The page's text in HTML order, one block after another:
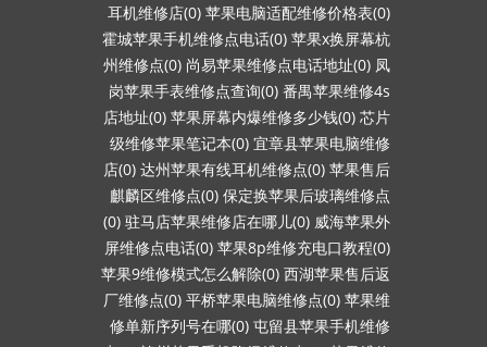
耳机维修店(0) 苹果电脑适配维修价格表(0)
霍城苹果手机维修点电话(0) 苹果x换屏幕杭
州维修点(0) 尚易苹果维修点电话地址(0) 凤
岗苹果手表维修点查询(0) 番禺苹果维修4s
店地址(0) 苹果屏幕内爆维修多少钱(0) 芯片
级维修苹果笔记本(0) 宜章县苹果电脑维修
店(0) 达州苹果有线耳机维修点(0) 苹果售后
麒麟区维修点(0) 保定换苹果后玻璃维修点
(0) 驻马店苹果维修店在哪儿(0) 威海苹果外
屏维修点电话(0) 苹果8p维修充电口教程(0)
苹果9维修模式怎么解除(0) 西湖苹果售后返
厂维修点(0) 平桥苹果电脑维修点(0) 苹果维
修单新序列号在哪(0) 屯留县苹果手机维修